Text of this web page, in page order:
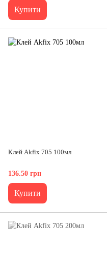
Купити
Клей Akfix 705 100мл
136.50 грн
Купити